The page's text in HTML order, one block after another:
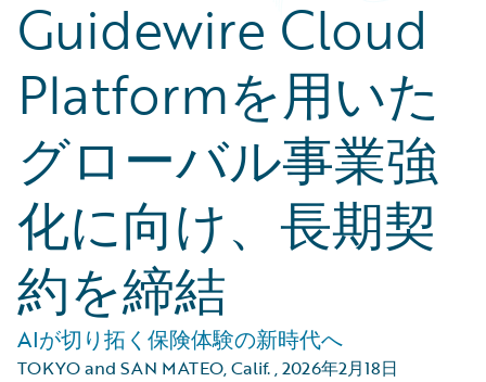
Guidewire Cloud
Platformを用いた
グローバル事業強
化に向け、長期契
約を締結
AIが切り拓く保険体験の新時代へ
TOKYO and SAN MATEO, Calif.,2026年2月18日